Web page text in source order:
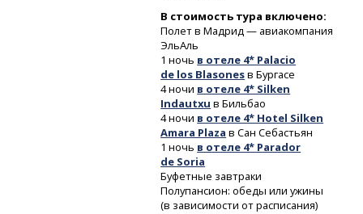
В стоимость тура включено:
Полет в Мадрид — авиакомпания
ЭльАль
1 ночь в отеле 4* Palacio
de los Blasonesв Бургасе
4 ночи в отеле 4* Silken
Indautxu в Бильбао
4 ночи в отеле 4* Hotel Silken
Amara Plaza в Сан Себастьян
1 ночь в отеле 4* Parador
de Soria
Буфетные завтраки
Полупансион: обеды или ужины
(в зависимости от расписания)